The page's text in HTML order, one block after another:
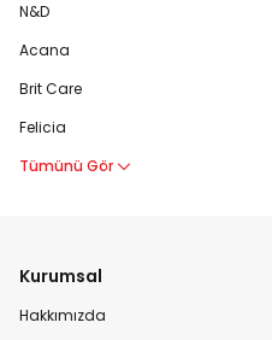
N&D
Acana
Brit Care
Felicia
Tümünü Gör
Kurumsal
Hakkımızda